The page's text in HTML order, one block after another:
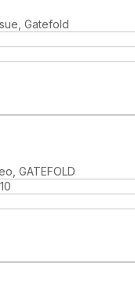
Gatefold
GATEFOLD